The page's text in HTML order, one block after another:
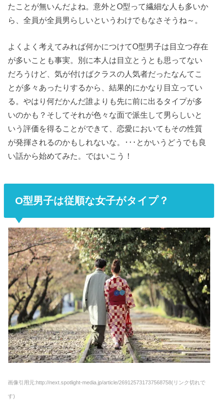
たことが無いんだよね。意外とO型って繊細な人も多いか
ら、全員が全員男らしいというわけでもなさそうね～。
よくよく考えてみれば何かにつけてO型男子は目立つ存在
が多いことも事実。別に本人は目立とうとも思ってない
だろうけど、気が付けばクラスの人気者だったなんてこ
とが多々あったりするから、結果的にかなり目立ってい
る。やはり何だかんだ誰よりも先に前に出るタイプが多
いのかも？そしてそれが色々な面で派生して男らしいと
いう評価を得ることができて、恋愛においてもその性質
が発揮されるのかもしれないな。･･･とかいうどうでも良
い話から始めてみた。ではいこう！
O型男子は従順な女子がタイプ？
画像引用元:http://next.spotlight-media.jp/article/269125731737568758(リンク切れで
す)